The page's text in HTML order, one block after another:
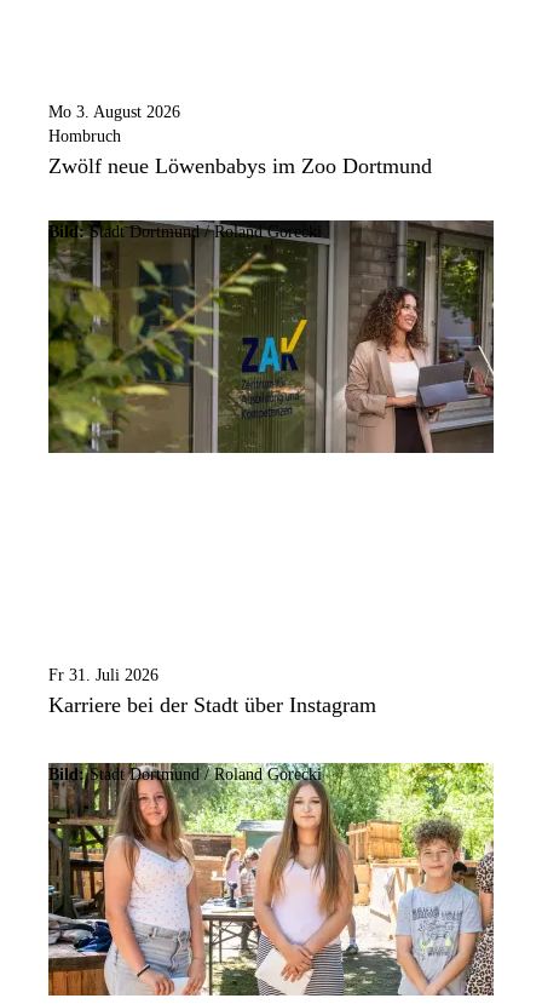
Mo 3. August 2026
Hombruch
Zwölf neue Löwenbabys im Zoo Dortmund
Bild:Stadt Dortmund / Roland Gorecki
Fr 31. Juli 2026
Karriere bei der Stadt über Instagram
Bild:Stadt Dortmund / Roland Gorecki